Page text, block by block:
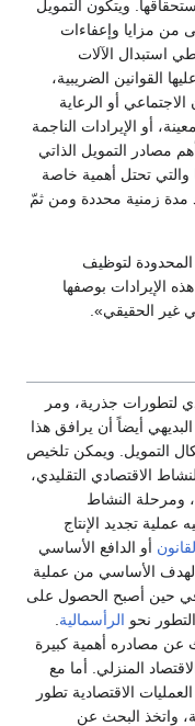
ويتكون التمويل
مزايا وإعفاءات
استبدال الآلات
الضريبية،
أو الرعاية
أو الإيرادات الناجمة
التمويل الذاتي
تحتل أهمية خاصة
زمنية محددة ومن ثمّ
لتوظيف
بوصفها
الحقيقي».
لتطورات جذرية، ومر
أيضاً أن يرافق هذا
التمويل. ويمكن تلخيص
الاقتصادي التقليدي،
النشاط
تجديد الإنتاج
أو الدافع الأساسي
الأساسي من عملية
حين أصبح الحصول على
نحوالرأسمالية.
مصادره أهمية كبيرة
المنزلي. أما مع
الاقتصادية تطور
واتخذ البحث عن